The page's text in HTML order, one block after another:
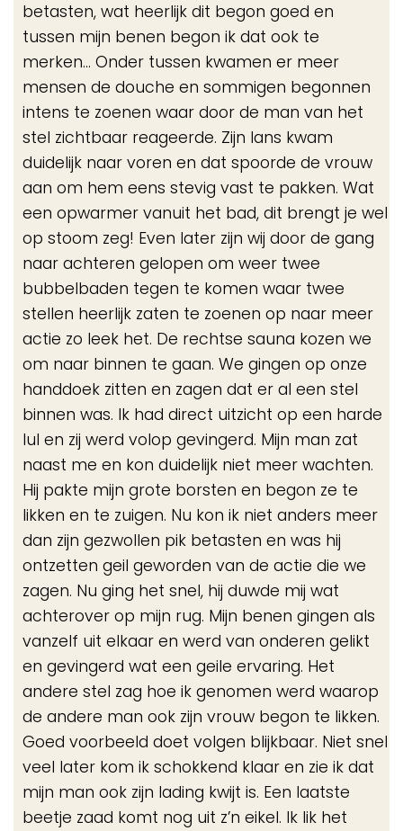
betasten, wat heerlijk dit begon goed en
tussen mijn benen begon ik dat ook te
merken… Onder tussen kwamen er meer
mensen de douche en sommigen begonnen
intens te zoenen waar door de man van het
stel zichtbaar reageerde. Zijn lans kwam
duidelijk naar voren en dat spoorde de vrouw
aan om hem eens stevig vast te pakken. Wat
een opwarmer vanuit het bad, dit brengt je wel
op stoom zeg! Even later zijn wij door de gang
naar achteren gelopen om weer twee
bubbelbaden tegen te komen waar twee
stellen heerlijk zaten te zoenen op naar meer
actie zo leek het. De rechtse sauna kozen we
om naar binnen te gaan. We gingen op onze
handdoek zitten en zagen dat er al een stel
binnen was. Ik had direct uitzicht op een harde
lul en zij werd volop gevingerd. Mijn man zat
naast me en kon duidelijk niet meer wachten.
Hij pakte mijn grote borsten en begon ze te
likken en te zuigen. Nu kon ik niet anders meer
dan zijn gezwollen pik betasten en was hij
ontzetten geil geworden van de actie die we
zagen. Nu ging het snel, hij duwde mij wat
achterover op mijn rug. Mijn benen gingen als
vanzelf uit elkaar en werd van onderen gelikt
en gevingerd wat een geile ervaring. Het
andere stel zag hoe ik genomen werd waarop
de andere man ook zijn vrouw begon te likken.
Goed voorbeeld doet volgen blijkbaar. Niet snel
veel later kom ik schokkend klaar en zie ik dat
mijn man ook zijn lading kwijt is. Een laatste
beetje zaad komt nog uit z’n eikel. Ik lik het